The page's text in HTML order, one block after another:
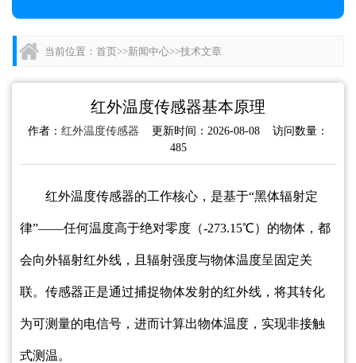
当前位置： 首页>>新闻中心>>技术文章
红外温度传感器基本原理
作者： 红外温度传感器 更新时间：2026-08-08 访问数量：
485
红外温度传感器的工作核心，是基于“黑体辐射定
律”——任何温度高于绝对零度（-273.15℃）的物体，都
会向外辐射红外线，且辐射强度与物体温度呈固定关
联。传感器正是通过捕捉物体发射的红外线，将其转化
为可测量的电信号，进而计算出物体温度，实现非接触
式测温。